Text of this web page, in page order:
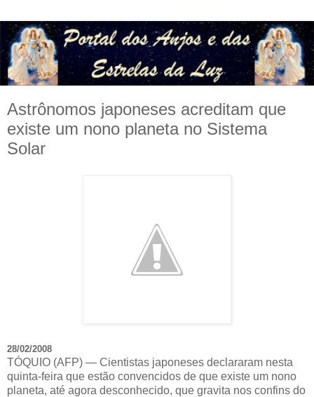
Astrônomos japoneses acreditam que
existe um nono planeta no Sistema
Solar
28/02/2008
TÓQUIO (AFP) — Cientistas japoneses declararam nesta
quinta-feira que estão convencidos de que existe um nono
planeta, até agora desconhecido, que gravita nos confins do